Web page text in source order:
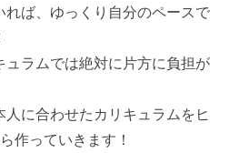
ば、ゆっくり自分のペースで
ュラムでは絶対に片方に負担が
に合わせたカリキュラムをヒ
作っていきます！